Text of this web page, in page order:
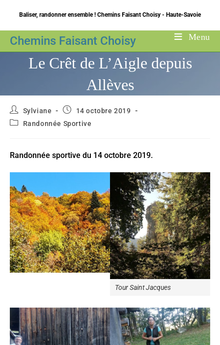
content
Baliser, randonner ensemble ! Chemins Faisant Choisy - Haute-Savoie
Chemins Faisant Choisy Menu
Le Crêt de L’Aigle depuis
Allèves
Auteur/autrice
de
la
Sylviane
Publication
14 octobre 2019
PostRandonnée Sportive
Randonnée sportive du 14 octobre 2019.
Tour Saint Jacques